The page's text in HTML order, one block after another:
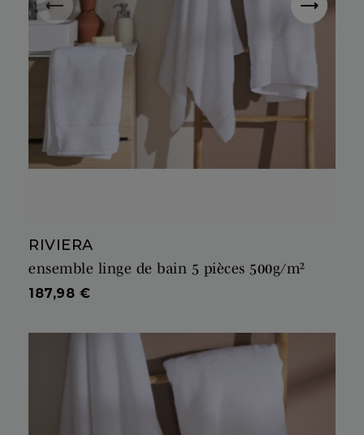
RIVIERA
ensemble linge de bain 5 pièces 500g/m²
Prix
187,98 €